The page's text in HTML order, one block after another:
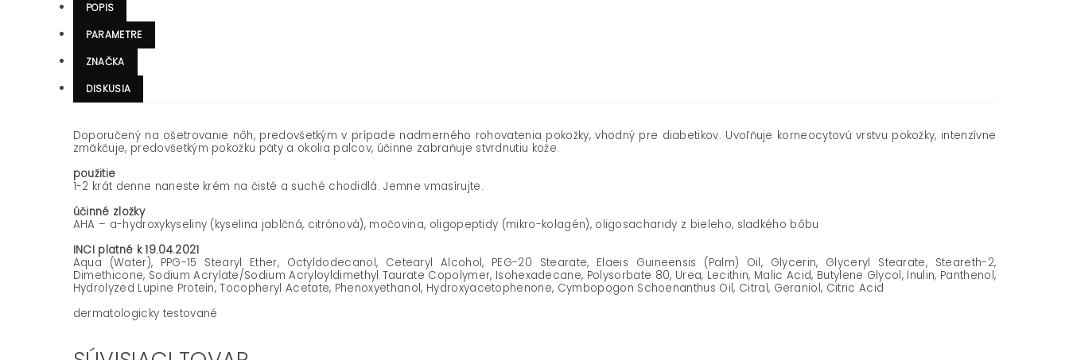
POPIS
PARAMETRE
ZNAČKA
DISKUSIA
Doporučený na ošetrovanie nôh, predovšetkým v prípade nadmerného rohovatenia pokožky, vhodný pre diabetikov. Uvoľňuje korneocytovú vrstvu pokožky, intenzívne
zmäkčuje, predovšetkým pokožku päty a okolia palcov, účinne zabraňuje stvrdnutiu kože.
použitie
1-2 krát denne naneste krém na čisté a suché chodidlá. Jemne vmasírujte.
účinné zložky
AHA – a-hydroxykyseliny (kyselina jablčná, citrónová), močovina, oligopeptidy (mikro-kolagén), oligosacharidy z bieleho, sladkého bôbu
INCI platné k 19.04.2021
Aqua (Water), PPG-15 Stearyl Ether, Octyldodecanol, Cetearyl Alcohol, PEG-20 Stearate, Elaeis Guineensis (Palm) Oil, Glycerin, Glyceryl Stearate, Steareth-2,
Dimethicone, Sodium Acrylate/Sodium Acryloyldimethyl Taurate Copolymer, Isohexadecane, Polysorbate 80, Urea, Lecithin, Malic Acid, Butylene Glycol, Inulin, Panthenol,
Hydrolyzed Lupine Protein, Tocopheryl Acetate, Phenoxyethanol, Hydroxyacetophenone, Cymbopogon Schoenanthus Oil, Citral, Geraniol, Citric Acid
dermatologicky testované